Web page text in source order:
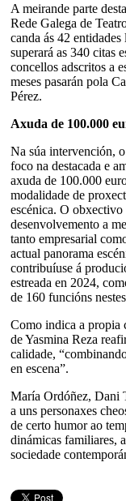
A meirande parte
Rede Galega de
canda ás 42 entidades
superará as 340 citas
concellos adscritos a
meses pasarán pola
Pérez.
Axuda de 100.000
Na súa intervención,
foco na destacada e
axuda de 100.000
modalidade de
escénica. O
desenvolvemento a
tanto empresarial
actual panorama
contribuíuse á
estreada en 2024,
de 160 funcións
Como indica a propia
de Yasmina Reza
calidade,
en escena”.
María Ordóñez, Dani
a uns personaxes
de certo humor ao
dinámicas familiares,
sociedade